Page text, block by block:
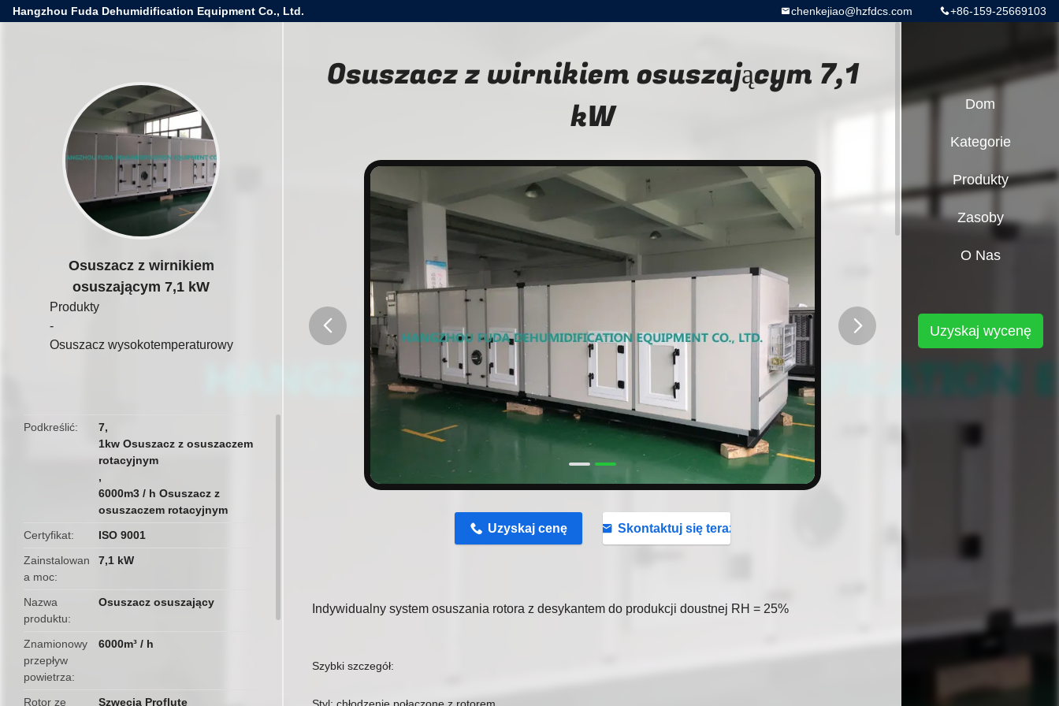
Hangzhou Fuda Dehumidification Equipment Co., Ltd. +86-159-25669103
chenkejiao@hzfdcs.com
Osuszacz z wirnikiem
osuszającym 7,1 kW
Produkty
-
Osuszacz wysokotemperaturowy
Podkreślić 7,
1kw Osuszacz z osuszaczem
rotacyjnym
,
6000m3 / h Osuszacz z
osuszaczem rotacyjnym
Certyfikat
ISO 9001
Zainstalowan
a moc
7,1 kW
Nazwa
produktu
Osuszacz osuszający
Znamionowy
przepływ
powietrza
6000m³ / h
Rotor ze Szwecja Proflute
Osuszacz z wirnikiem osuszającym 7,1
kW
Uzyskaj cenę Skontaktuj się teraz
Indywidualny system osuszania rotora z desykantem do produkcji doustnej RH = 25%
Szybki szczegół:
Dom
Kategorie
Produkty
Zasoby
O Nas
Uzyskaj wycenę